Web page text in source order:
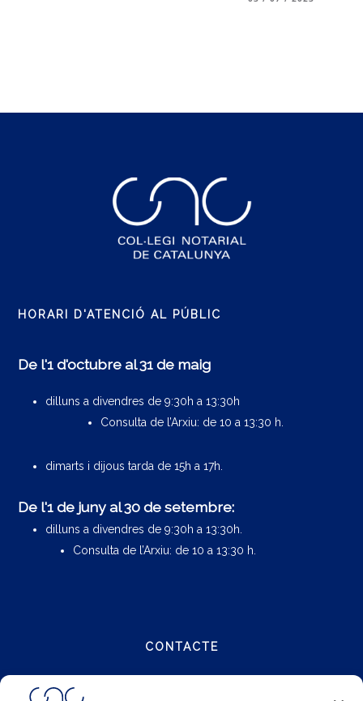
HORARI D'ATENCIÓ AL PÚBLIC
De l'1 d'octubre al 31 de maig
dilluns a divendres de 9:30h a 13:30h
Consulta de l’Arxiu: de 10 a 13:30 h.
dimarts i dijous tarda de 15h a 17h.
De l'1 de juny al 30 de setembre:
dilluns a divendres de 9:30h a 13:30h.
Consulta de l’Arxiu: de 10 a 13:30 h.
CONTACTE